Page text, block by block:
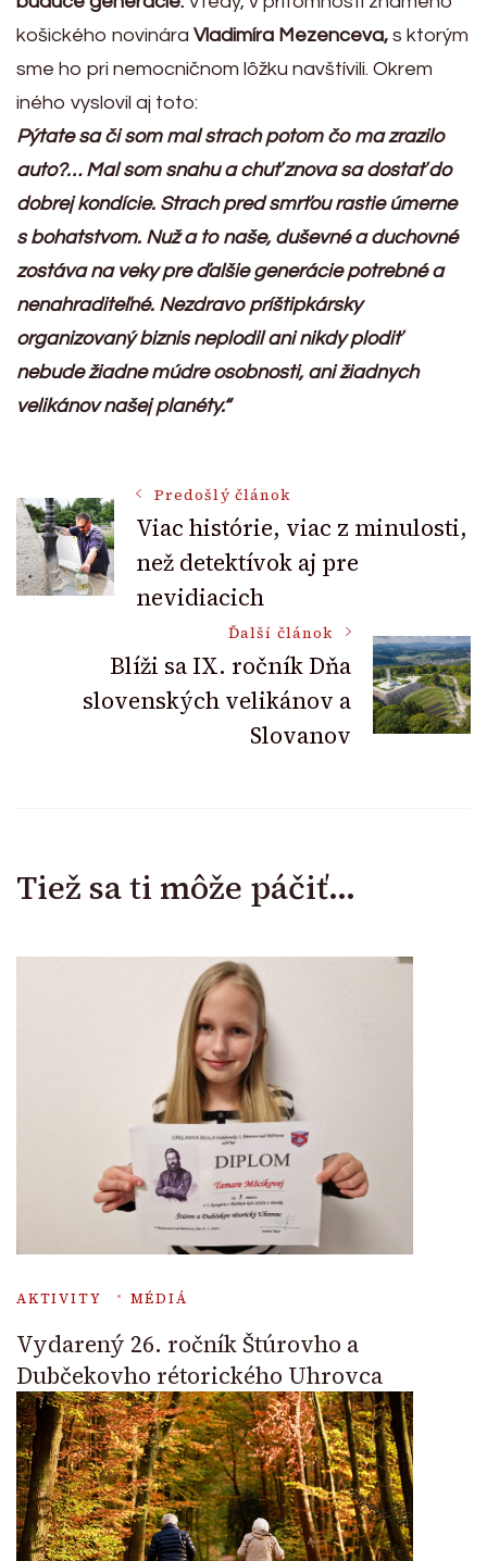
košického novinára Vladimíra Mezenceva, s ktorým
sme ho pri nemocničnom lôžku navštívili. Okrem
iného vyslovil aj toto:
Pýtate sa či som mal strach potom čo ma zrazilo
auto?… Mal som snahu a chuť znova sa dostať do
dobrej kondície. Strach pred smrťou rastie úmerne
s bohatstvom. Nuž a to naše, duševné a duchovné
zostáva na veky pre ďalšie generácie potrebné a
nenahraditeľné. Nezdravo príštipkársky
organizovaný biznis neplodil ani nikdy plodiť
nebude žiadne múdre osobnosti, ani žiadnych
velikánov našej planéty.“
Post
Navigation
Predošlý článok
Viac histórie, viac z minulosti,
než detektívok aj pre
nevidiacich
Ďalší článok
Blíži sa IX. ročník Dňa
slovenských velikánov a
Slovanov
Tiež sa ti môže páčiť...
AKTIVITY MÉDIÁ
Vydarený 26. ročník Štúrovho a
Dubčekovho rétorického Uhrovca